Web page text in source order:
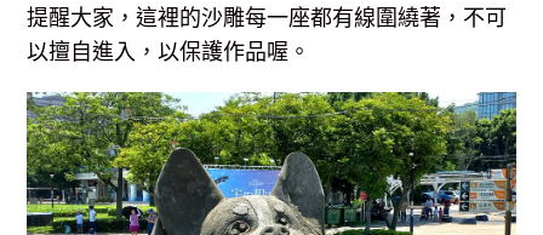
提醒大家，這裡的沙雕每一座都有線圍繞著，不可
以擅自進入，以保護作品喔。